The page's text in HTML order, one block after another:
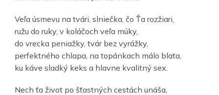
Veľa úsmevu na tvári, slniečka, čo Ťa rozžiari,
ružu do ruky, v koláčoch veľa múky,
do vrecka peniažky, tvár bez vyrážky,
perfektného chlapa, na topánkach málo blata,
ku káve sladký keks a hlavne kvalitný sex.
Nech ťa život po šťastných cestách unáša,